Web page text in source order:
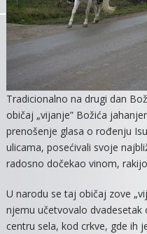
Tradicionalno na drugi dan
običaj „vijanje” Božića
prenošenje glasa o rođenju
ulicama, posećivali svoje
radosno dočekao vinom,
U narodu se taj običaj zove
njemu učetvovalo dvadesetak
centru sela, kod crkve, gde ih